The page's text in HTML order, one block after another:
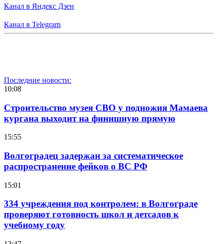
Канал в Яндекс Дзен
Канал в Telegram
Последние новости:
10:08
Строительство музея СВО у подножия Мамаева
кургана выходит на финишную прямую
15:55
Волгоградец задержан за систематическое
распространение фейков о ВС РФ
15:01
334 учреждения под контролем: в Волгограде
проверяют готовность школ и детсадов к
учебному году